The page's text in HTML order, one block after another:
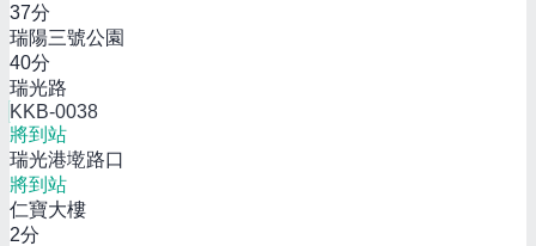
37分
瑞陽三號公園
40分
瑞光路
KKB-0038
將到站
瑞光港墘路口
將到站
仁寶大樓
2分